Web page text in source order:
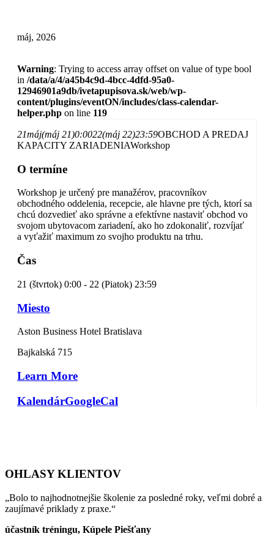
máj, 2026
Warning: Trying to access array offset on value of type bool
in /data/a/4/a45b4c9d-4bcc-4dfd-95a0-
12946901a9db/ivetapupisova.sk/web/wp-
content/plugins/eventON/includes/class-calendar-
helper.php on line 119
21máj(máj 21)0:0022(máj 22)23:59OBCHOD A PREDAJ
KAPACITY ZARIADENIAWorkshop
O termíne
Workshop je určený pre manažérov, pracovníkov
obchodného oddelenia, recepcie, ale hlavne pre tých, ktorí sa
chcú dozvedieť ako správne a efektívne nastaviť obchod vo
svojom ubytovacom zariadení, ako ho zdokonaliť, rozvíjať
a vyťažiť maximum zo svojho produktu na trhu.
Čas
21 (štvrtok) 0:00 - 22 (Piatok) 23:59
Miesto
Aston Business Hotel Bratislava
Bajkalská 715
Learn More
KalendárGoogleCal
OHLASY KLIENTOV
„Bolo to najhodnotnejšie školenie za posledné roky, veľmi dobré a
zaujímavé priklady z praxe.“
účastník tréningu, Kúpele Piešťany